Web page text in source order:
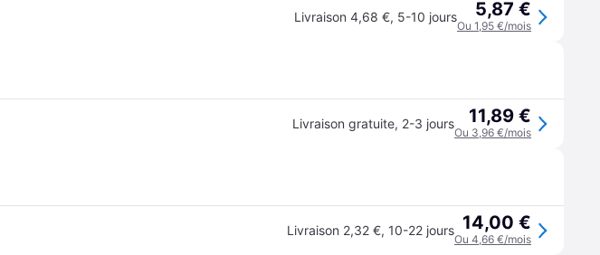
Livraison 4,68 €, 5-10 jours 5,87 €
Ou 1,95 €/mois
Livraison gratuite, 2-3 jours 11,89 €
Ou 3,96 €/mois
Livraison 2,32 €, 10-22 jours 14,00 €
Ou 4,66 €/mois